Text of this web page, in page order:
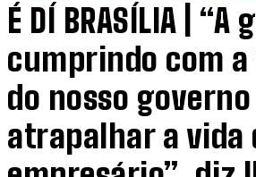
É DÍ BRASÍLIA |
cumprindo com
do nosso
atrapalhar a vida